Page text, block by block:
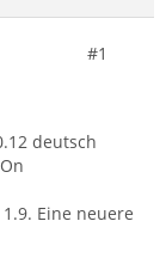
#1
deutsch
Eine neuere